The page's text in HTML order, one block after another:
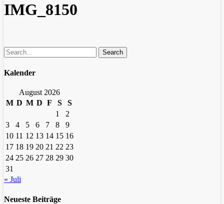
IMG_8150
Search
Kalender
August 2026
M D M D F S
S
1
2
3
4 5 6 7 8
9
10 11 12 13 14 15 16
17 18 19 20 21 22 23
24 25 26 27 28 29 30
31
« Juli
Neueste Beiträge